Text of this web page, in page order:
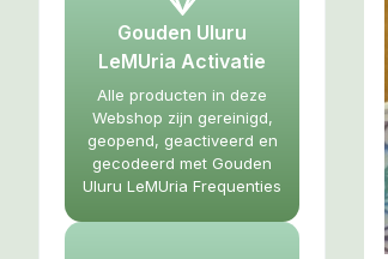
Gouden Uluru
LeMUria Activatie
Alle producten in deze
Webshop zijn gereinigd,
geopend, geactiveerd en
gecodeerd met Gouden
Uluru LeMUria Frequenties